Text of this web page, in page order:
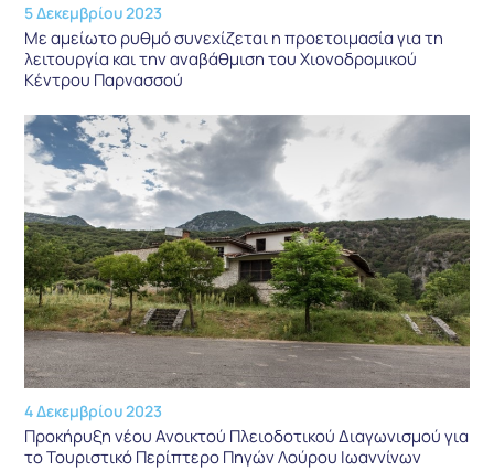
5 Δεκεμβρίου 2023
Με αμείωτο ρυθμό συνεχίζεται η προετοιμασία για τη
λειτουργία και την αναβάθμιση του Χιονοδρομικού
Κέντρου Παρνασσού
4 Δεκεμβρίου 2023
Προκήρυξη νέου Ανοικτού Πλειοδοτικού Διαγωνισμού για
το Τουριστικό Περίπτερο Πηγών Λούρου Ιωαννίνων